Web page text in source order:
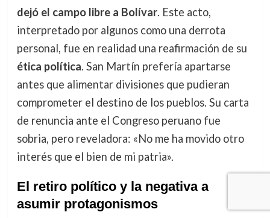
dejó el campo libre a Bolívar. Este acto,
interpretado por algunos como una derrota
personal, fue en realidad una reafirmación de su
ética política. San Martín prefería apartarse
antes que alimentar divisiones que pudieran
comprometer el destino de los pueblos. Su carta
de renuncia ante el Congreso peruano fue
sobria, pero reveladora: «No me ha movido otro
interés que el bien de mi patria».
El retiro político y la negativa a
asumir protagonismos